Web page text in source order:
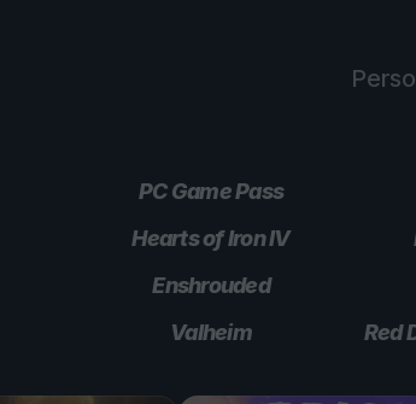
PC Game Pass
Hearts of Iron IV
Enshrouded
Valheim
Red